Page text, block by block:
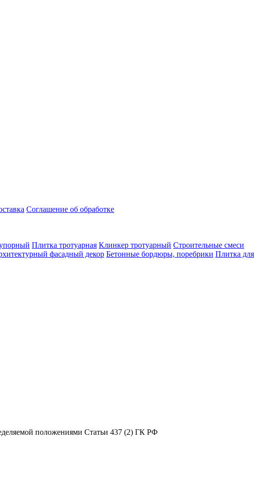
Соглашение об обработке
Плитка тротуарная Клинкер тротуарный Строительные смеси
фасадный декор Бетонные бордюры, поребрики Плитка для
положениями Статьи 437 (2) ГК РФ